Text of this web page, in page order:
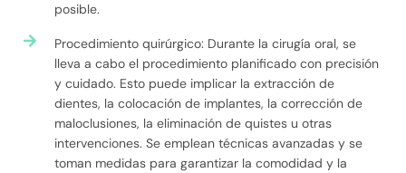
posible.
Procedimiento quirúrgico: Durante la cirugía oral, se
lleva a cabo el procedimiento planificado con precisión
y cuidado. Esto puede implicar la extracción de
dientes, la colocación de implantes, la corrección de
maloclusiones, la eliminación de quistes u otras
intervenciones. Se emplean técnicas avanzadas y se
toman medidas para garantizar la comodidad y la